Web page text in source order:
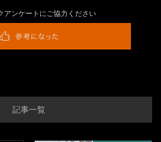
アンケートにご協力ください
記事一覧